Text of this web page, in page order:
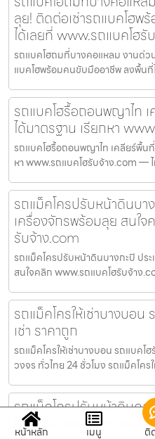
ลุย! ติดต่อเช่ารถแบคโฮพ
ได้เลยที่ www.รถแบคโฮรั
รถแบคโฮถมที่บางคอแหลม งานด่ว
แบคโฮพร้อมคนขับมืออาชีพ ลงพื้นที่
รถแบคโฮรื้อถอนพญาไท
ได้มาตรฐาน เรียกหา
รถแบคโฮรื้อถอนพญาไท เคลียร์พื้น
หา www.รถแบคโฮรับจ้าง.com —
รถแม็คโครปรับหน้าดินบา
เครื่องจักรพร้อมลุย สนใ
รับจ้าง.com
รถแม็คโครปรับหน้าดินบางกะปิ ปร
สนใจคลิก www.รถแบคโฮรับจ้าง
รถแม็คโครให้เช่าบางบอน
เช่า ราคาถูก
รถแม็คโครให้เช่าบางบอน รถแบคโ
วงจร ทั่วไทย 24 ชั่วโมง รถแม็คโค
รถแม็คโครปรับหน้าดินคล
เครื่องจักรพร้อมลุย สนใจ
หน้าหลัก เมนู ติ